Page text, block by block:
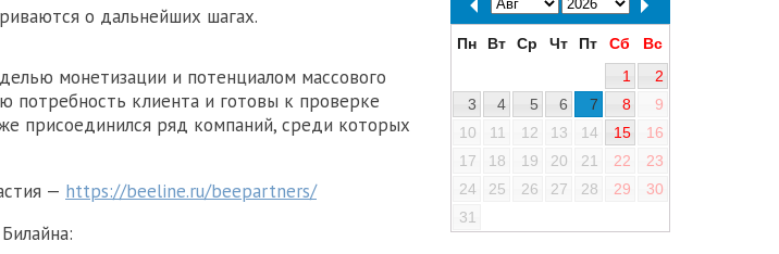
о дальнейших шагах.
монетизации и потенциалом массового
потребность клиента и готовы к проверке
присоединился ряд компаний, среди которых
— https://beeline.ru/beepartners/
Пн Вт Ср Чт Пт Сб
Вс
1
2
3
4 5 6 7 8
9
10
11 12 13 14 15
16
17
18 19 20 21 22
23
24
25 26 27 28 29
30
31